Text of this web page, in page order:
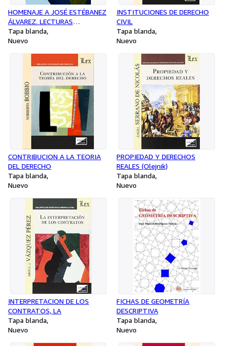
HOMENAJE A JOSÉ ESTÉBANEZ
ÁLVAREZ. LECTURAS
GEOGRÁFICAS 2 VOLS
Tapa blanda
Nuevo
INSTITUCIONES DE DERECHO
CIVIL
Tapa blanda
Nuevo
CONTRIBUCION A LA TEORIA
DEL DERECHO
Tapa blanda
Nuevo
PROPIEDAD Y DERECHOS
REALES (Olejnik)
Tapa blanda
Nuevo
INTERPRETACION DE LOS
CONTRATOS, LA
Tapa blanda
Nuevo
FICHAS DE GEOMETRÍA
DESCRIPTIVA
Tapa blanda
Nuevo